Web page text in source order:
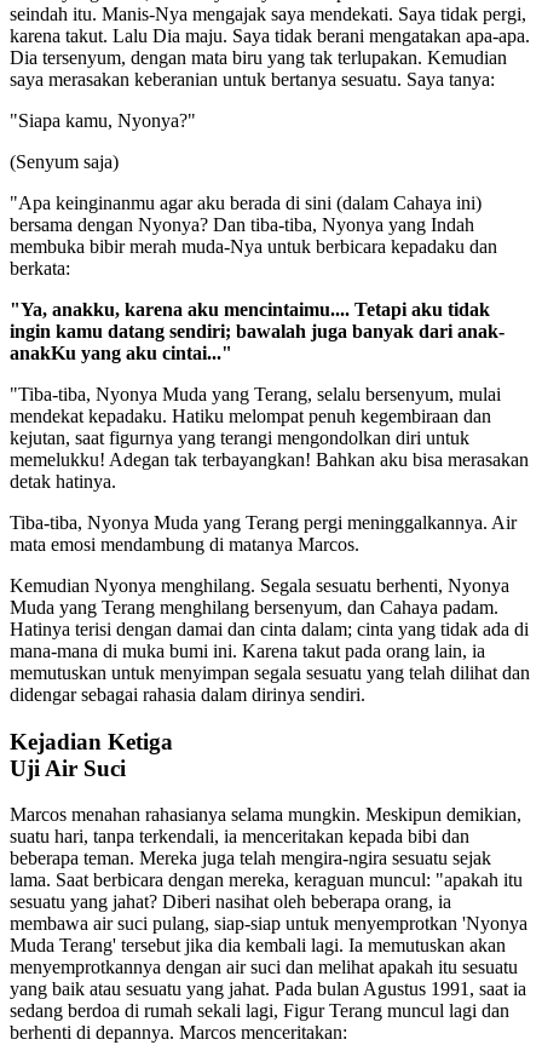
seindah itu. Manis-Nya mengajak saya mendekati. Saya tidak pergi,
karena takut. Lalu Dia maju. Saya tidak berani mengatakan apa-apa.
Dia tersenyum, dengan mata biru yang tak terlupakan. Kemudian
saya merasakan keberanian untuk bertanya sesuatu. Saya tanya:
"Siapa kamu, Nyonya?"
(Senyum saja)
"Apa keinginanmu agar aku berada di sini (dalam Cahaya ini)
bersama dengan Nyonya? Dan tiba-tiba, Nyonya yang Indah
membuka bibir merah muda-Nya untuk berbicara kepadaku dan
berkata:
"Ya, anakku, karena aku mencintaimu.... Tetapi aku tidak
ingin kamu datang sendiri; bawalah juga banyak dari anak-
anakKu yang aku cintai..."
"Tiba-tiba, Nyonya Muda yang Terang, selalu bersenyum, mulai
mendekat kepadaku. Hatiku melompat penuh kegembiraan dan
kejutan, saat figurnya yang terangi mengondolkan diri untuk
memelukku! Adegan tak terbayangkan! Bahkan aku bisa merasakan
detak hatinya.
Tiba-tiba, Nyonya Muda yang Terang pergi meninggalkannya. Air
mata emosi mendambung di matanya Marcos.
Kemudian Nyonya menghilang. Segala sesuatu berhenti, Nyonya
Muda yang Terang menghilang bersenyum, dan Cahaya padam.
Hatinya terisi dengan damai dan cinta dalam; cinta yang tidak ada di
mana-mana di muka bumi ini. Karena takut pada orang lain, ia
memutuskan untuk menyimpan segala sesuatu yang telah dilihat dan
didengar sebagai rahasia dalam dirinya sendiri.
Kejadian Ketiga
Uji Air Suci
Marcos menahan rahasianya selama mungkin. Meskipun demikian,
suatu hari, tanpa terkendali, ia menceritakan kepada bibi dan
beberapa teman. Mereka juga telah mengira-ngira sesuatu sejak
lama. Saat berbicara dengan mereka, keraguan muncul: "apakah itu
sesuatu yang jahat? Diberi nasihat oleh beberapa orang, ia
membawa air suci pulang, siap-siap untuk menyemprotkan 'Nyonya
Muda Terang' tersebut jika dia kembali lagi. Ia memutuskan akan
menyemprotkannya dengan air suci dan melihat apakah itu sesuatu
yang baik atau sesuatu yang jahat. Pada bulan Agustus 1991, saat ia
sedang berdoa di rumah sekali lagi, Figur Terang muncul lagi dan
berhenti di depannya. Marcos menceritakan: